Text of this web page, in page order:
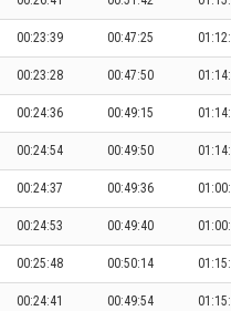
00:23:39 00:47:25
00:23:28 00:47:50
00:24:36 00:49:15
00:24:54 00:49:50
00:24:37 00:49:36
00:24:53 00:49:40
00:25:48 00:50:14
00:24:41 00:49:54